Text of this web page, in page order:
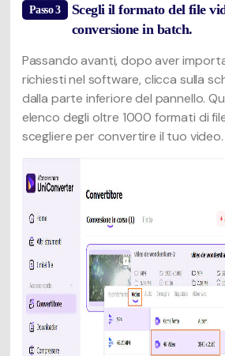
Passo 3
Scegli il formato del file
conversione in batch.
Passando avanti, dopo aver
richiesti nel software, clicca sulla
dalla parte inferiore del pannello.
elenco degli oltre 1000 formati di
scegliere per convertire il tuo video.